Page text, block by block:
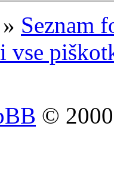
» Seznam
vse
©